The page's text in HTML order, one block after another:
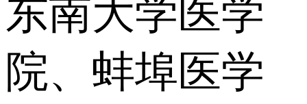
东南大学医学
院、蚌埠医学